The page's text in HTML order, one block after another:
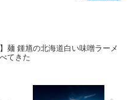
】麺 鍾馗の北海道白い味噌ラーメ
てきた